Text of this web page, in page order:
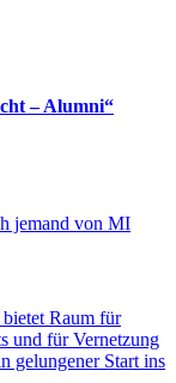
– Alumni“
jemand von MI
Raum für
und für Vernetzung
gelungener Start ins